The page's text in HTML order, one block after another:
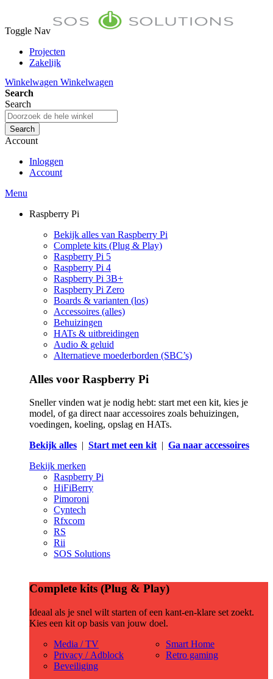
Toggle Nav
Projecten
Zakelijk
Toon prijzen Incl. BTW
Toon prijzen Excl. BTW
Winkelwagen Winkelwagen
Search
Search
Search
Account
Inloggen
Account
Menu
Raspberry Pi
Bekijk alles van Raspberry Pi
Complete kits (Plug & Play)
Raspberry Pi 5
Raspberry Pi 4
Raspberry Pi 3B+
Raspberry Pi Zero
Boards & varianten (los)
Accessoires (alles)
Behuizingen
HATs & uitbreidingen
Audio & geluid
Alternatieve moederborden (SBC’s)
Alles voor Raspberry Pi
Sneller vinden wat je nodig hebt: start met een kit, kies je
model, of ga direct naar accessoires zoals behuizingen,
voedingen, koeling, opslag en HATs.
Bekijk alles | Start met een kit| Ga naar accessoires
Bekijk merken
Raspberry Pi
HiFiBerry
Pimoroni
Cyntech
Rfxcom
RS
Rii
SOS Solutions
Complete kits (Plug & Play)
Ideaal als je snel wilt starten of een kant-en-klare set zoekt.
Kies een kit op basis van jouw doel.
Media / TV
Privacy / Adblock
Beveiliging
Smart Home
Retro gaming